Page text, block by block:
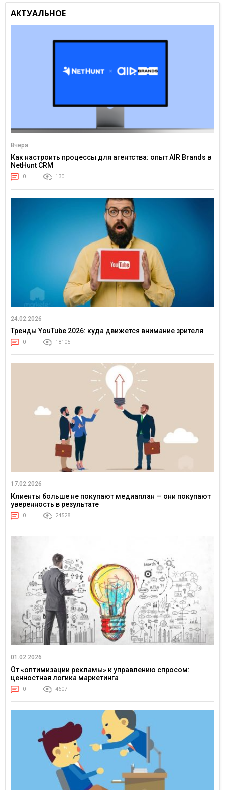
АКТУАЛЬНОЕ
Вчера
Как настроить процессы для агентства: опыт AIR Brands в
NetHunt CRM
0 130
24.02.2026
Тренды YouTube 2026: куда движется внимание зрителя
0 18105
17.02.2026
Клиенты больше не покупают медиаплан — они покупают
уверенность в результате
0 24528
01.02.2026
От «оптимизации рекламы» к управлению спросом:
ценностная логика маркетинга
0 4607